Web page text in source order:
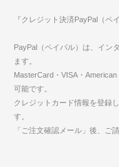
『クレジット決済PayPal（ペ
PayPal（ペイパル）は、イン
ます。
MasterCard・VISA・
可能です。
クレジットカード情報を登録
す。
「ご注文確認メール」後、ご